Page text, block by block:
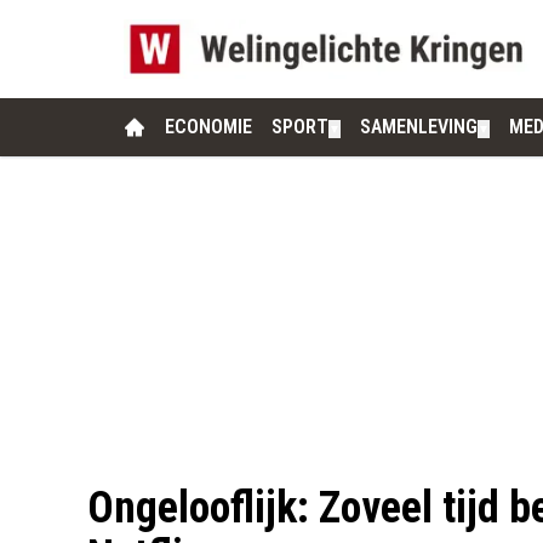
ECONOMIE SPORT SAMENLEVING
Ongelooflijk: Zoveel tijd